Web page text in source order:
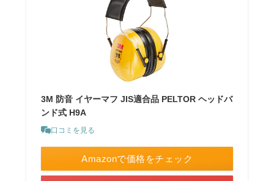
3M 防音 イヤーマフ JIS適合品 PELTOR ヘッドバ
ンド式 H9A
口コミを見る
Amazonで価格をチェック